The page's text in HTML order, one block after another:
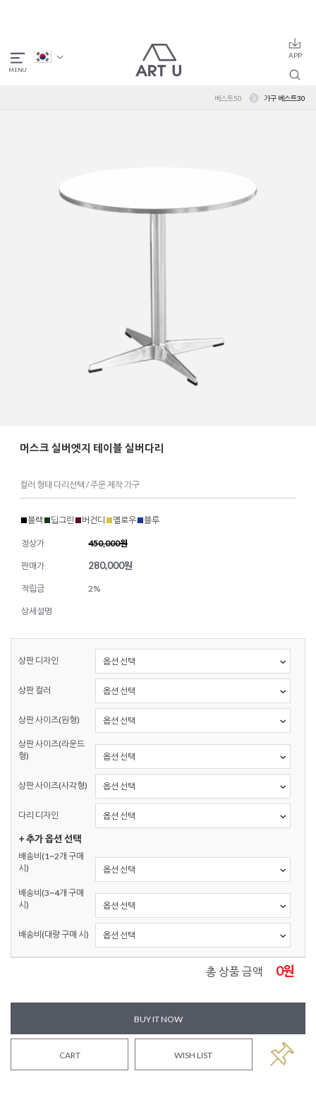
베스트50 가구 베스트30
머스크 실버엣지 테이블 실버다리
컬러 형태 다리선택 / 주문 제작 가구
■블랙■딥그린■버건디 ■옐로우■블루
정상가 450,000원
판매가 280,000원
적립금 2%
상세설명
상판 디자인
상판 컬러
상판 사이즈(원형)
상판 사이즈(라운드
형)
상판 사이즈(사각형)
다리 디자인
+ 추가 옵션 선택
배송비(1~2개 구매
시)
배송비(3~4개 구매
시)
배송비(대량 구매 시)
총 상품 금액 0원
BUY IT NOW
CART WISH LIST